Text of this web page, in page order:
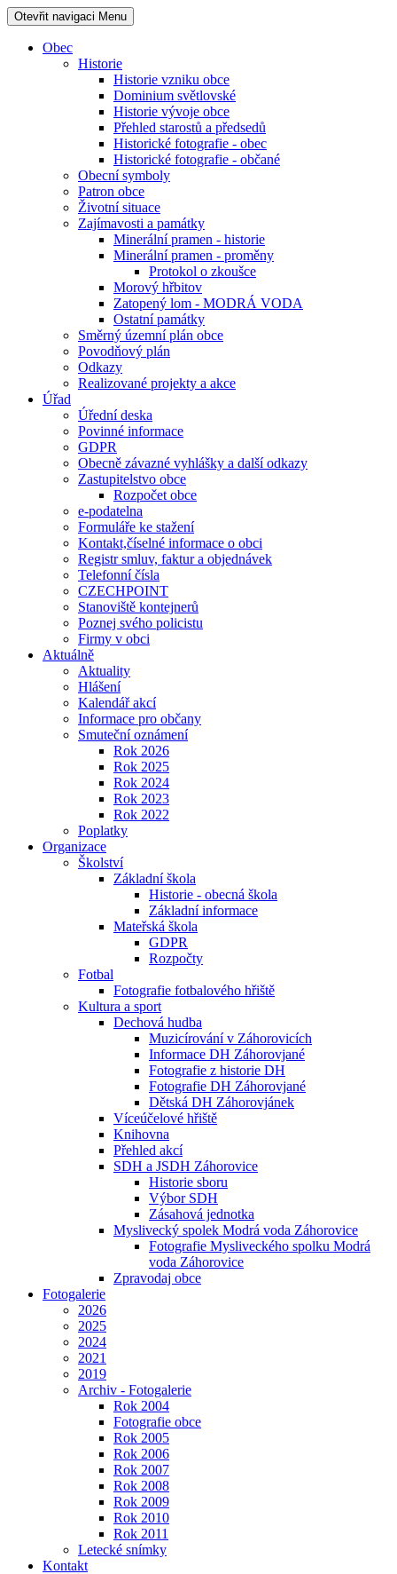
Otevřit navigaci Menu
Obec
Historie
Historie vzniku obce
Dominium světlovské
Historie vývoje obce
Přehled starostů a předsedů
Historické fotografie - obec
Historické fotografie - občané
Obecní symboly
Patron obce
Životní situace
Zajímavosti a památky
Minerální pramen - historie
Minerální pramen - proměny
Protokol o zkoušce
Morový hřbitov
Zatopený lom - MODRÁ VODA
Ostatní památky
Směrný územní plán obce
Povodňový plán
Odkazy
Realizované projekty a akce
Úřad
Úřední deska
Povinné informace
GDPR
Obecně závazné vyhlášky a další odkazy
Zastupitelstvo obce
Rozpočet obce
e-podatelna
Formuláře ke stažení
Kontakt,číselné informace o obci
Registr smluv, faktur a objednávek
Telefonní čísla
CZECHPOINT
Stanoviště kontejnerů
Poznej svého policistu
Firmy v obci
Aktuálně
Aktuality
Hlášení
Kalendář akcí
Informace pro občany
Smuteční oznámení
Rok 2026
Rok 2025
Rok 2024
Rok 2023
Rok 2022
Poplatky
Organizace
Školství
Základní škola
Historie - obecná škola
Základní informace
Mateřská škola
GDPR
Rozpočty
Fotbal
Fotografie fotbalového hřiště
Kultura a sport
Dechová hudba
Muzicírování v Záhorovicích
Informace DH Záhorovjané
Fotografie z historie DH
Fotografie DH Záhorovjané
Dětská DH Záhorovjánek
Víceúčelové hřiště
Knihovna
Přehled akcí
SDH a JSDH Záhorovice
Historie sboru
Výbor SDH
Zásahová jednotka
Myslivecký spolek Modrá voda Záhorovice
Fotografie Mysliveckého spolku Modrá
voda Záhorovice
Zpravodaj obce
Fotogalerie
2026
2025
2024
2021
2019
Archiv - Fotogalerie
Rok 2004
Fotografie obce
Rok 2005
Rok 2006
Rok 2007
Rok 2008
Rok 2009
Rok 2010
Rok 2011
Letecké snímky
Kontakt